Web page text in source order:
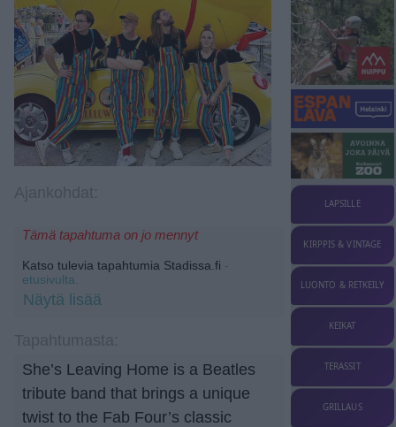
Tämä tapahtuma on jo mennyt
Katso tulevia tapahtumia Stadissa.fi -
etusivulta.
Näytä lisää
She’s Leaving Home is a Beatles
tribute band that brings a unique
twist to the Fab Four’s classic
LAPSILLE
KIRPPIS & VINTAGE
LUONTO & RETKEILY
KEIKAT
TERASSIT
GRILLAUS